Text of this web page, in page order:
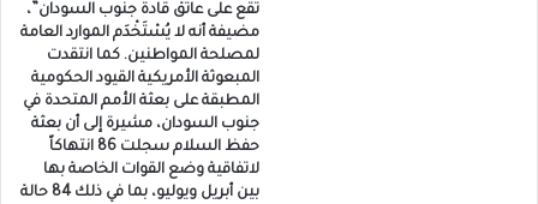
تقع على عاتق قادة جنوب السودان”،
مضيفة أنه لا يُسْتَخْدَم الموارد العامة
لمصلحة المواطنين. كما انتقدت
المبعوثة الأمريكية القيود الحكومية
المطبقة على بعثة الأمم المتحدة في
جنوب السودان، مشيرة إلى أن بعثة
حفظ السلام سجلت 86 انتهاكاً
لاتفاقية وضع القوات الخاصة بها
بين أبريل ويوليو، بما في ذلك 84 حالة